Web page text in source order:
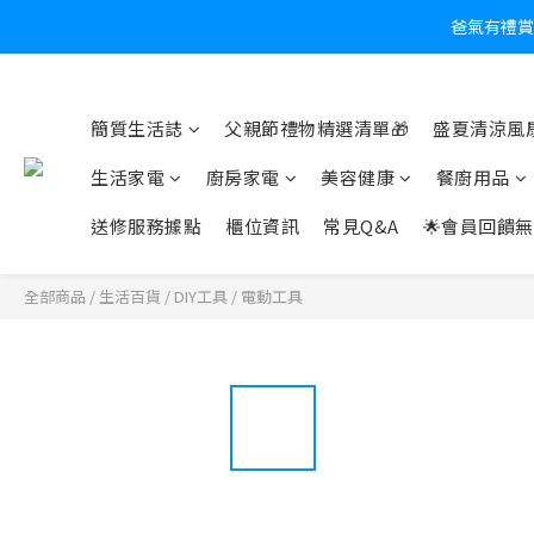
爸氣有禮
簡質生活誌 父親節禮物精選清單🎁
盛夏清涼
生活家電
廚房家電 美容健康
餐廚用品
送修服務據點
櫃位資訊 常見Q&A 🌟會員回饋
全部商品 / 生活百貨 / DIY工具 / 電動工具